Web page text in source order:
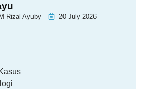
M Rizal Ayuby 20 July 2026